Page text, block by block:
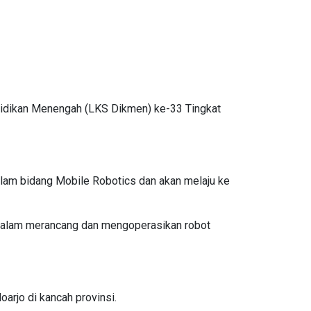
Menengah (LKS Dikmen) ke-33 Tingkat
bidang Mobile Robotics dan akan melaju ke
merancang dan mengoperasikan robot
di kancah provinsi.